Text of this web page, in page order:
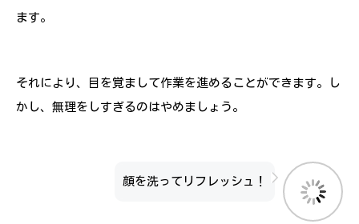
ます。
それにより、目を覚まして作業を進めることができます。し
かし、無理をしすぎるのはやめましょう。
顔を洗ってリフレッシュ！